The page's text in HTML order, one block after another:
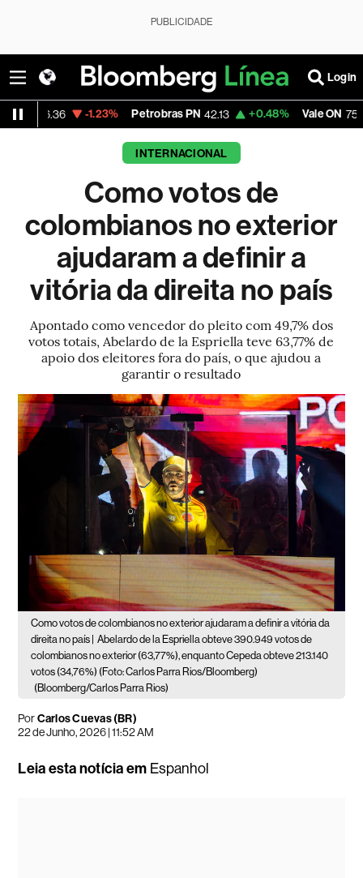
PUBLICIDADE
Login
-1.23% Petrobras PN 42.13 +0.48% Vale ON 75.39 -
INTERNACIONAL
Como votos de
colombianos no exterior
ajudaram a definir a
vitória da direita no país
Apontado como vencedor do pleito com 49,7% dos
votos totais, Abelardo de la Espriella teve 63,77% de
apoio dos eleitores fora do país, o que ajudou a
garantir o resultado
Como votos de colombianos no exterior ajudaram a definir a vitória da
direita no país |
Abelardo de la Espriella obteve 390.949 votos de
colombianos no exterior (63,77%), enquanto Cepeda obteve 213.140
votos (34,76%) (Foto: Carlos Parra Rios/Bloomberg)
(Bloomberg/Carlos Parra Rios)
PorCarlos Cuevas (BR)
22 de Junho, 2026 | 11:52 AM
Leia esta notícia em Espanhol